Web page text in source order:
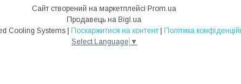
Сайт створений на маркетплейсі Prom.ua
Продавець на Bigl.ua
ACS - Advanced Cooling Systems | Поскаржитися на контент | Політика
Select Language ▼